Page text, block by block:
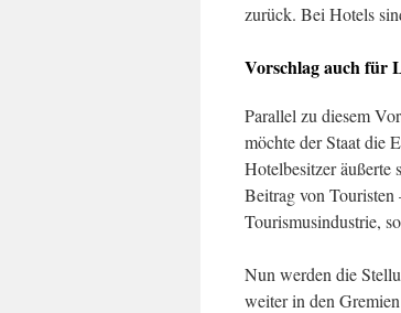
zurück. Bei Hotels
Vorschlag auch für
Parallel zu diesem
möchte der Staat die
Hotelbesitzer
Beitrag von Touristen
Tourismusindustrie,
Nun werden die
weiter in den